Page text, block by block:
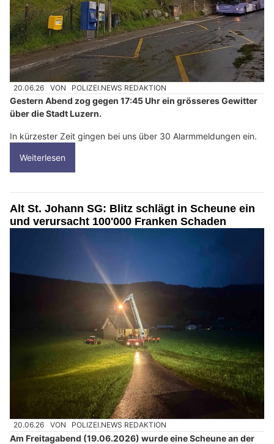
20.06.26 VON POLIZEI.NEWS REDAKTION
Gestern Abend zog gegen 17:45 Uhr ein grösseres Gewitter
über die Stadt Luzern.
In kürzester Zeit gingen bei uns über 30 Alarmmeldungen ein.
Weiterlesen
Alt St. Johann SG: Blitz schlägt in Scheune ein
und verursacht 100'000 Franken Schaden
20.06.26 VON POLIZEI.NEWS REDAKTION
Am Freitagabend (19.06.2026) wurde eine Scheune an der